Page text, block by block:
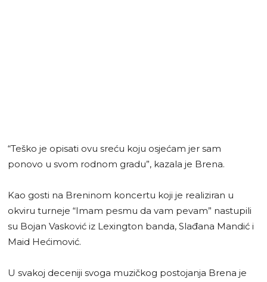
“Teško je opisati ovu sreću koju osjećam jer sam
ponovo u svom rodnom gradu”, kazala je Brena.
Kao gosti na Breninom koncertu koji je realiziran u
okviru turneje “Imam pesmu da vam pevam” nastupili
su Bojan Vasković iz Lexington banda, Slađana Mandić i
Maid Hećimović.
U svakoj deceniji svoga muzičkog postojanja Brena je